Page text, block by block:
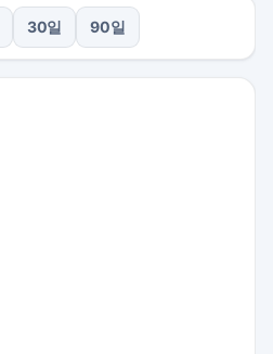
30일 90일